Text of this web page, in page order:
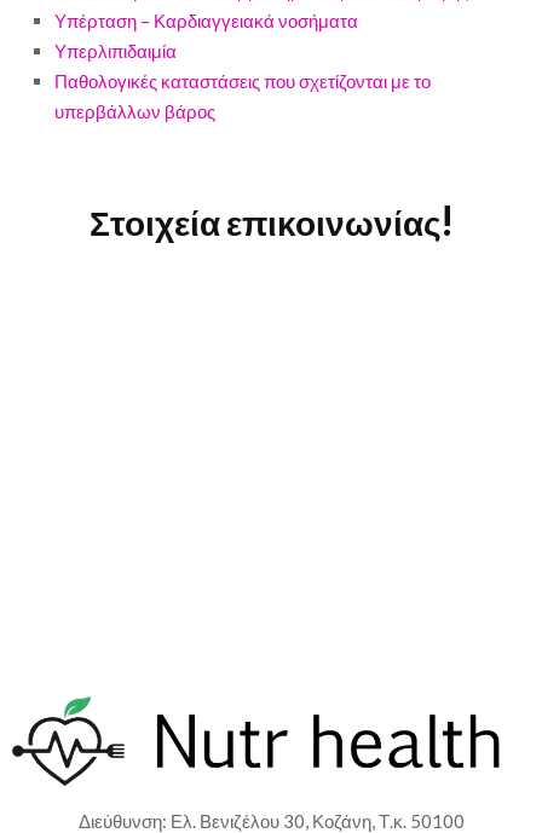
Υπέρταση – Καρδιαγγειακά νοσήματα
Υπερλιπιδαιμία
Παθολογικές καταστάσεις που σχετίζονται με το
υπερβάλλων βάρος
Στοιχεία επικοινωνίας!
Διεύθυνση: Ελ. Βενιζέλου 30, Κοζάνη, Τ.κ. 50100